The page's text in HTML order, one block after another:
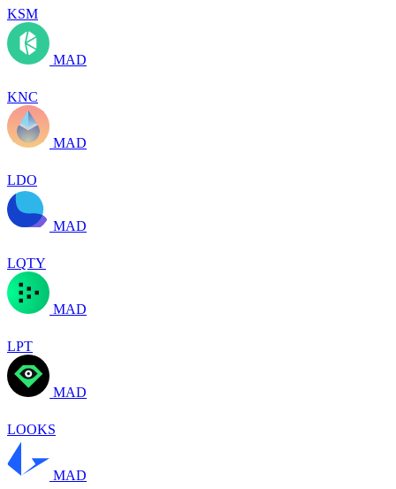
KSM
MAD
KNC
MAD
LDO
MAD
LQTY
MAD
LPT
MAD
LOOKS
MAD